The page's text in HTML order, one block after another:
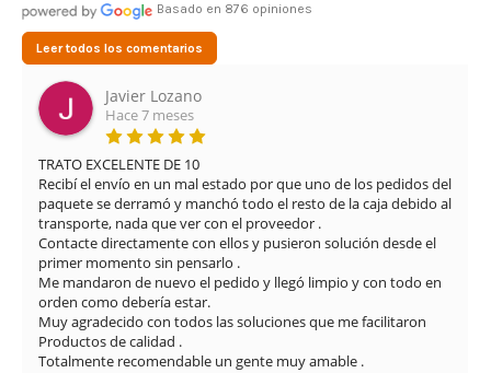
Basado en 876 opiniones
Leer todos los comentarios
Javier Lozano
Hace 7 meses
TRATO EXCELENTE DE 10
Recibí el envío en un mal estado por que uno de los pedidos del
paquete se derramó y manchó todo el resto de la caja debido al
transporte, nada que ver con el proveedor .
Contacte directamente con ellos y pusieron solución desde el
primer momento sin pensarlo .
Me mandaron de nuevo el pedido y llegó limpio y con todo en
orden como debería estar.
Muy agradecido con todos las soluciones que me facilitaron
Productos de calidad .
Totalmente recomendable un gente muy amable .